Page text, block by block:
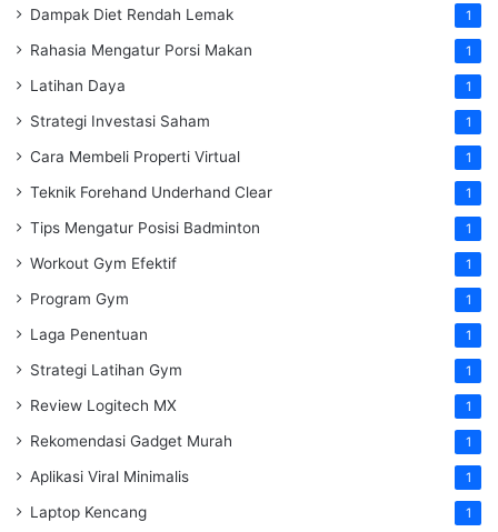
Dampak Diet Rendah Lemak 1
Rahasia Mengatur Porsi Makan 1
Latihan Daya 1
Strategi Investasi Saham 1
Cara Membeli Properti Virtual 1
Teknik Forehand Underhand Clear 1
Tips Mengatur Posisi Badminton 1
Workout Gym Efektif 1
Program Gym 1
Laga Penentuan 1
Strategi Latihan Gym 1
Review Logitech MX 1
Rekomendasi Gadget Murah 1
Aplikasi Viral Minimalis 1
Laptop Kencang 1